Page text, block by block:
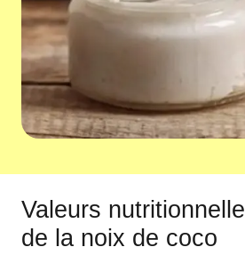
Valeurs
de la noix de coco